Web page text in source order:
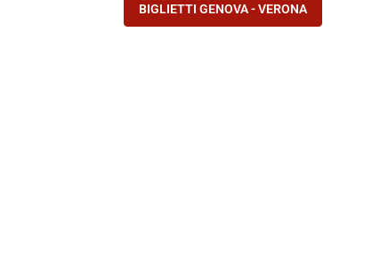
BIGLIETTI GENOVA - VERONA
- NELLA TRATTA